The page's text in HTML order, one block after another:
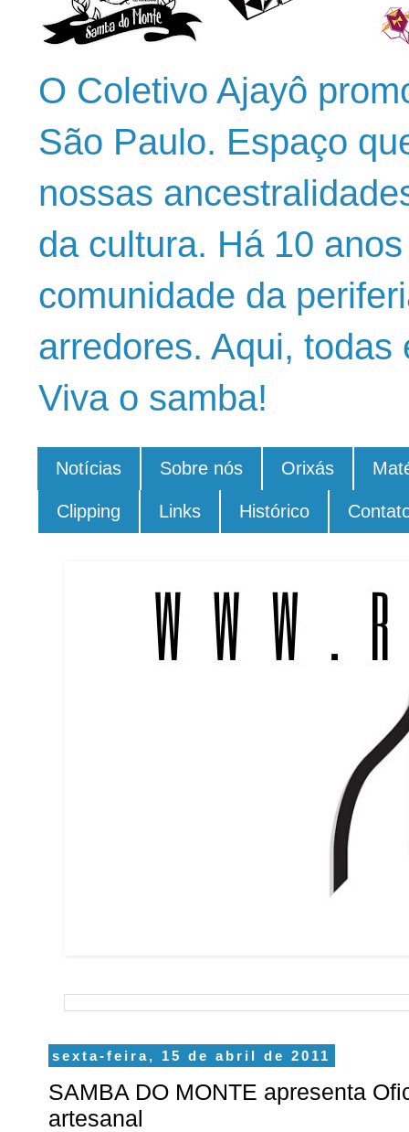
O Coletivo Ajayô
São Paulo. Espaço
nossas
da cultura. Há 10
comunidade da
arredores. Aqui,
Viva o samba!
Notícias Sobre nós Orixás
Clipping Links Histórico
sexta-feira, 15 de abril de 2011
SAMBA DO MONTE apresenta
artesanal